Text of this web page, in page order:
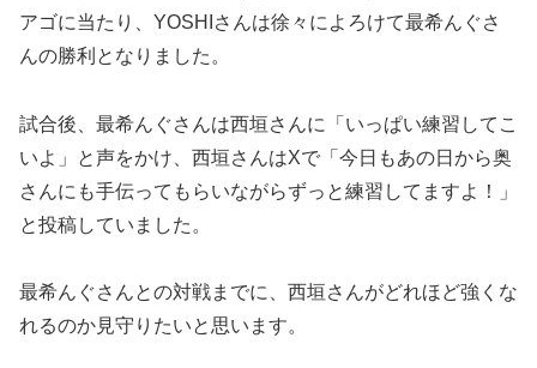
アゴに当たり、YOSHIさんは徐々によろけて最希んぐさ
んの勝利となりました。
試合後、最希んぐさんは西垣さんに「いっぱい練習してこ
いよ」と声をかけ、西垣さんはXで「今日もあの日から奥
さんにも手伝ってもらいながらずっと練習してますよ！」
と投稿していました。
最希んぐさんとの対戦までに、西垣さんがどれほど強くな
れるのか見守りたいと思います。